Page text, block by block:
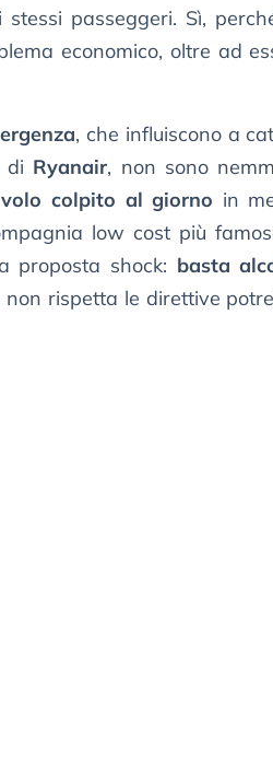
passeggeri. Sì,
economico, oltre ad
, che influiscono a
di Ryanair, non sono
colpito al giorno in
low cost più
proposta shock: basta
rispetta le direttive